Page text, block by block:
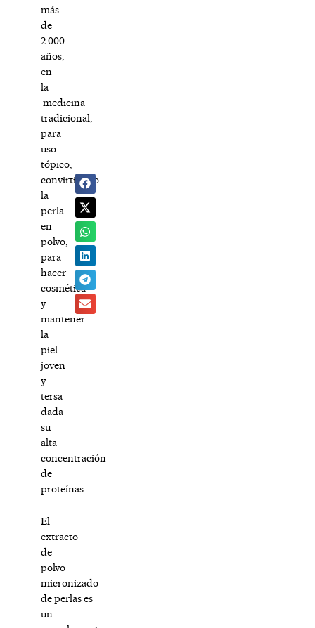
más
de
2.000
años,
en
la
medicina
tradicional,
para
uso
tópico,
convirtiendo
la
perla
en
polvo,
para
hacer
cosmética
y
mantener
la
piel
joven
y
tersa
dada
su
alta
concentración
de
proteínas.
El
extracto
de
polvo
micronizado
de perlas es
un